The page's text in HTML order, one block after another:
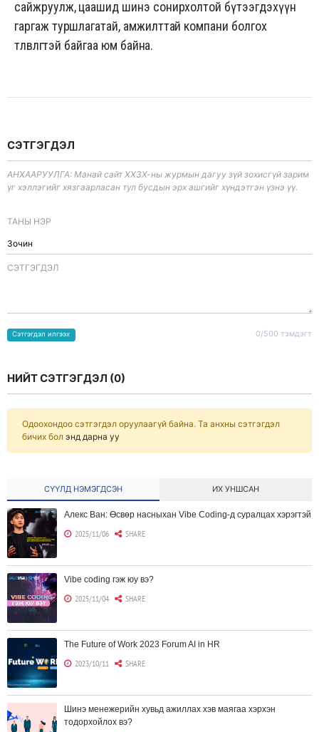
сайжруулж, цаашид шинэ сонирхолтой бүтээгдэхүүн
гаргаж туршлагатай, амжилттай компани болгох
төлөвлөгөөтэй байгаа юм байна.
СЭТГЭГДЭЛ
АНХААРУУЛГА: Манай сайт ХХЗХ-ны журмын дагуу зүй зохисгүй зарим
үг хэллэгийг хязгаарласан тул бусдын эрх ашгийг хүндэтгэн үзнэ үү.
ТАНЫ НЭР
CЭТГЭГДЭЛ
0/500 тэмдэгт
Сэтгэгдэл илгээх
НИЙТ СЭТГЭГДЭЛ (0)
Одоохондоо сэтгэгдэл оруулаагүй байна. Та анхны сэтгэгдэл
бичих бол энд дарна уу
СҮҮЛД НЭМЭГДСЭН ИХ УНШСАН
Алекс Ван: Өсвөр насныхан Vibe Coding-д суралцах хэрэгтэй
2025/11/06 SHARE
Vibe coding гэж юу вэ?
2025/11/04 SHARE
The Future of Work 2023 Forum AI in HR
2023/10/11 SHARE
Шинэ менежерийн хувьд ажиллах хэв маягаа хэрхэн
тодорхойлох вэ?